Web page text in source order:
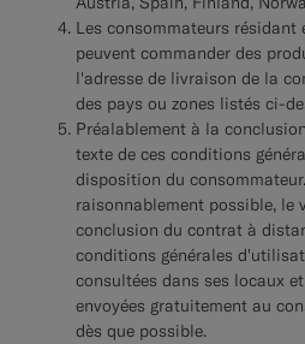
Les consommateurs résidant
peuvent commander des
l'adresse de livraison de la
des pays ou zones listés ci-
Préalablement à la
texte de ces conditions
disposition du
raisonnablement possible, le
conclusion du contrat à
conditions générales
consultées dans ses locaux
envoyées gratuitement au
dès que possible.